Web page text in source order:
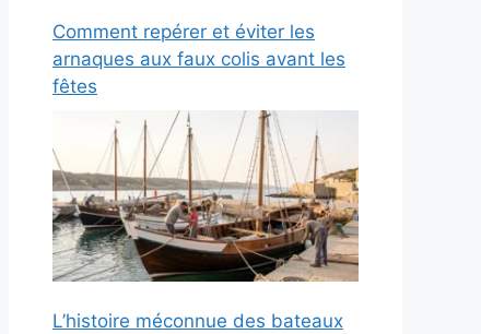
Comment repérer et éviter les
arnaques aux faux colis avant les
fêtes
L’histoire méconnue des bateaux